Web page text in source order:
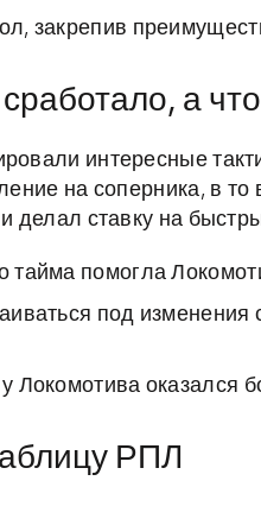
закрепив
а
интересные
на соперника, в
делал ставку на
тайма помогла
под изменения
Локомотива оказался
РПЛ